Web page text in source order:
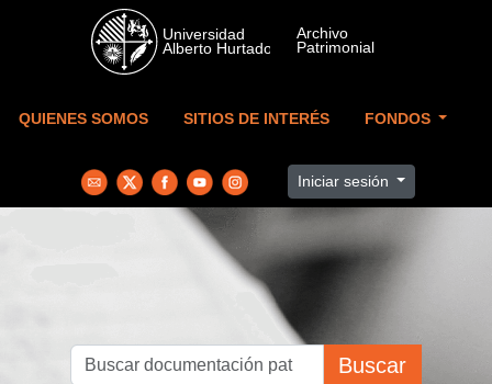
Skip to main content
QUIENES SOMOS SITIOS DE INTERÉS FONDOS
Iniciar sesión
Buscar